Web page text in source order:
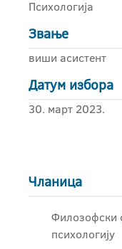
Психологија
Звање
виши асистент
Датум избора
30. март 2023.
Чланица
Филозофски
психологију